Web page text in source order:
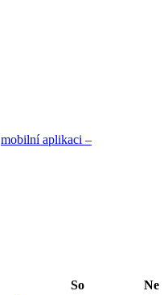
mobilní aplikaci –
So Ne